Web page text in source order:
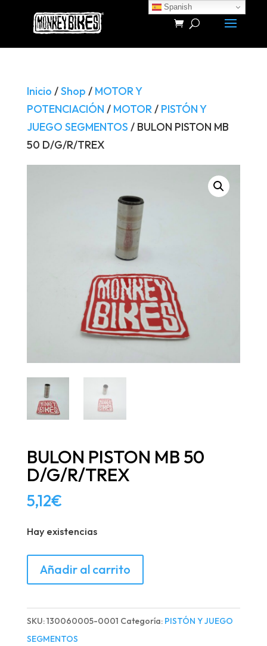
Búsqueda
productos
Inicio /Shop / MOTOR Y
POTENCIACIÓN / MOTOR/ PISTÓN Y
JUEGO SEGMENTOS / BULON PISTON MB
50 D/G/R/TREX
BULON PISTON MB 50
D/G/R/TREX
5,12€
Hay existencias
BULON
PISTON
50
D/G/R/TREX
Añadir al carrito
SKU:130060005-0001 Categoría: PISTÓN Y JUEGO
SEGMENTOS
Spanish